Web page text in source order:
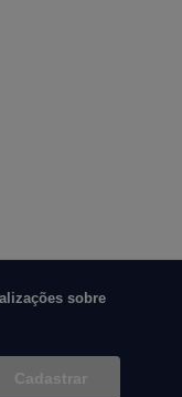
sobre
Cadastrar